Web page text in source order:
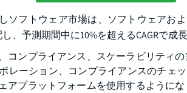
フトウェア市場は、ソフトウェアおよ
予測期間中に10%を超えるCAGRで成
ンプライアンス、スケーラビリティ
レーション、コンプライアンスのチェ
プラットフォームを使用するように